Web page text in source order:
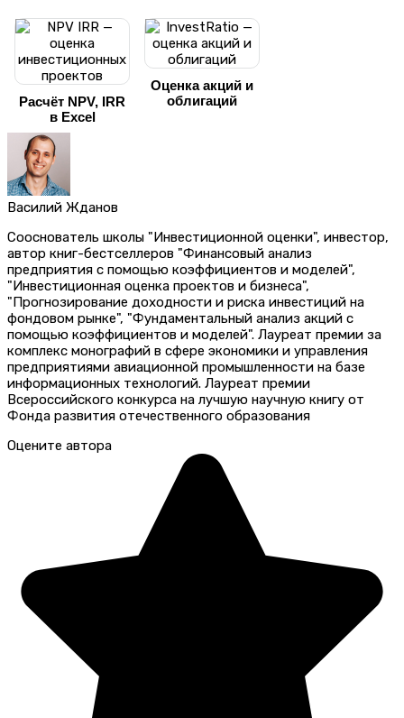
Расчёт NPV, IRR
в Excel
Оценка акций и
облигаций
Василий Жданов
Сооснователь школы "Инвестиционной оценки", инвестор,
автор книг-бестселлеров "Финансовый анализ
предприятия с помощью коэффициентов и моделей",
"Инвестиционная оценка проектов и бизнеса",
"Прогнозирование доходности и риска инвестиций на
фондовом рынке", "Фундаментальный анализ акций с
помощью коэффициентов и моделей". Лауреат премии за
комплекс монографий в сфере экономики и управления
предприятиями авиационной промышленности на базе
информационных технологий. Лауреат премии
Всероссийского конкурса на лучшую научную книгу от
Фонда развития отечественного образования
Оцените автора